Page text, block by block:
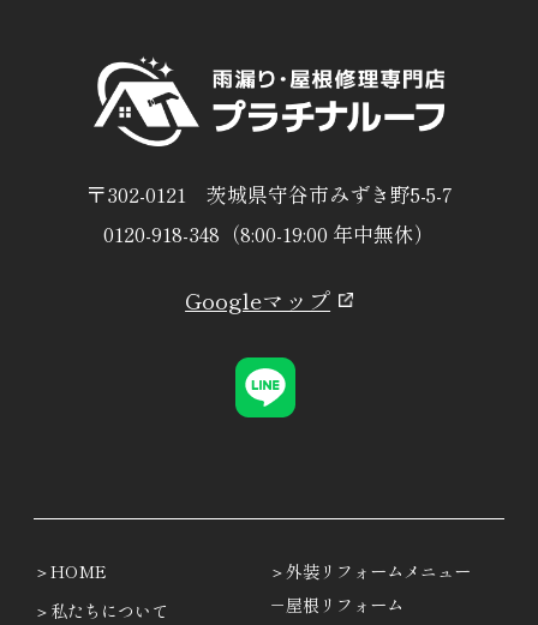
〒302-0121 茨城県守谷市みずき野5-5-7
0120-918-348（8:00-19:00 年中無休）
Googleマップ
HOME
私たちについて
外装リフォームメニュー
－屋根リフォーム